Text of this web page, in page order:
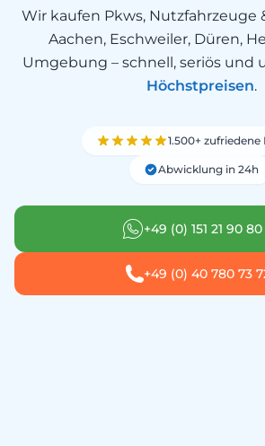
Wir kaufen Pkws, Nutzfahrzeuge
Aachen, Eschweiler, Düren,
Umgebung – schnell, seriös und
Höchstpreisen.
1.500+
Abwicklung in 24h
+49 (0) 151 21 90
+49 (0) 40 780 73